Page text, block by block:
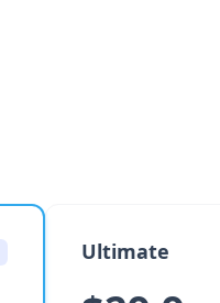
Ultimate